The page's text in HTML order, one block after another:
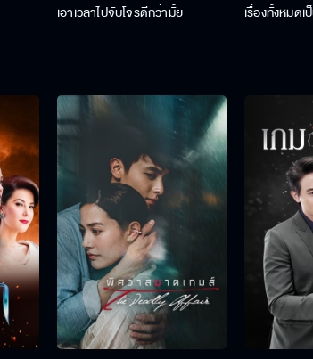
เอาเวลาไปจับโจรดีกว่ามั้ย เรื่องทั้งหมด